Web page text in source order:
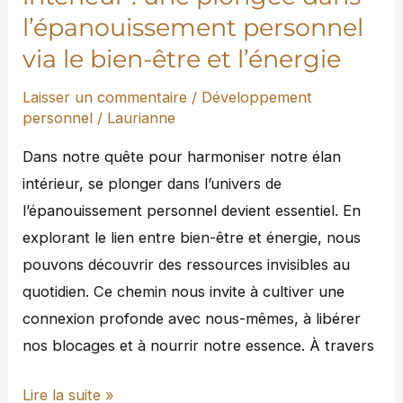
l’épanouissement personnel
via le bien-être et l’énergie
Laisser un commentaire / Développement
personnel / Laurianne
Dans notre quête pour harmoniser notre élan
intérieur, se plonger dans l’univers de
l’épanouissement personnel devient essentiel. En
explorant le lien entre bien-être et énergie, nous
pouvons découvrir des ressources invisibles au
quotidien. Ce chemin nous invite à cultiver une
connexion profonde avec nous-mêmes, à libérer
nos blocages et à nourrir notre essence. À travers
via
le
bien-
et
Lire la suite »